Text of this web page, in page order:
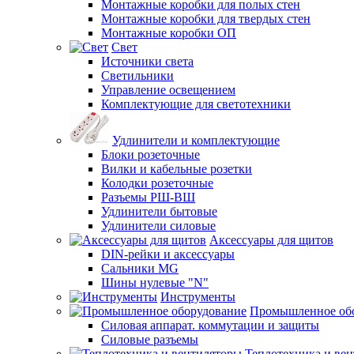
Монтажные коробки для полых стен
Монтажные коробки для твердых стен
Монтажные коробки ОП
Свет
Источники света
Светильники
Управление освещением
Комплектующие для светотехники
Удлинители и комплектующие
Блоки розеточные
Вилки и кабельные розетки
Колодки розеточные
Разъемы РШ-ВШ
Удлинители бытовые
Удлинители силовые
Аксессуары для щитов
DIN-рейки и аксессуары
Сальники MG
Шины нулевые "N"
Инструменты
Промышленное
Силовая аппарат. коммутации и защиты
Силовые разъемы